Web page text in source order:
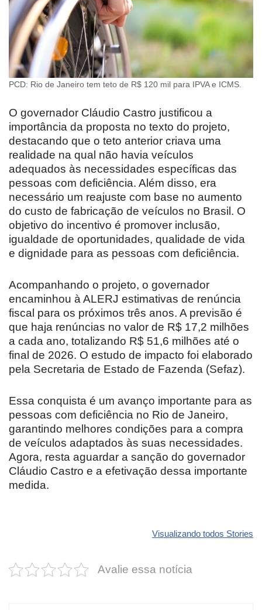
PCD: Rio de Janeiro tem teto de R$ 120 mil para IPVA e ICMS.
O governador Cláudio Castro justificou a
importância da proposta no texto do projeto,
destacando que o teto anterior criava uma
realidade na qual não havia veículos
adequados às necessidades específicas das
pessoas com deficiência. Além disso, era
necessário um reajuste com base no aumento
do custo de fabricação de veículos no Brasil. O
objetivo do incentivo é promover inclusão,
igualdade de oportunidades, qualidade de vida
e dignidade para as pessoas com deficiência.
Acompanhando o projeto, o governador
encaminhou à ALERJ estimativas de renúncia
fiscal para os próximos três anos. A previsão é
que haja renúncias no valor de R$ 17,2 milhões
a cada ano, totalizando R$ 51,6 milhões até o
final de 2026. O estudo de impacto foi elaborado
pela Secretaria de Estado de Fazenda (Sefaz).
Essa conquista é um avanço importante para as
pessoas com deficiência no Rio de Janeiro,
garantindo melhores condições para a compra
de veículos adaptados às suas necessidades.
Agora, resta aguardar a sanção do governador
Cláudio Castro e a efetivação dessa importante
medida.
Visualizando todos Stories
2025!
Dodge pode ter
de emoção
que
Avalie essa notícia